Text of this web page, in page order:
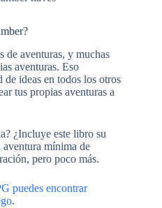
de aventuras, y muchas
aventuras. Eso
ideas en todos los otros
tus propias aventuras a
¿Incluye este libro su
mínima de
pero poco más.
puedes encontrar
.